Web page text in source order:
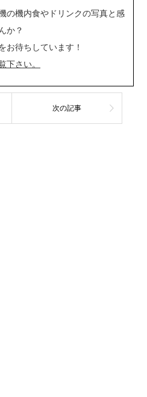
の機内食やドリンクの写真と感
か？
お待ちしています！
下さい。
次の記事